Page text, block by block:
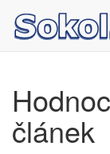
článek